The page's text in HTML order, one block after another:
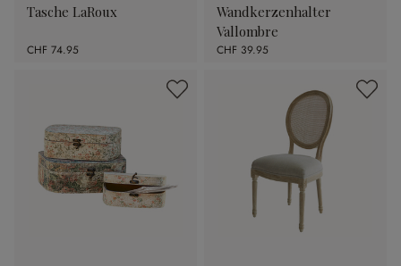
Tasche LaRoux
CHF 74.95
Wandkerzenhalter
Vallombre
CHF 39.95